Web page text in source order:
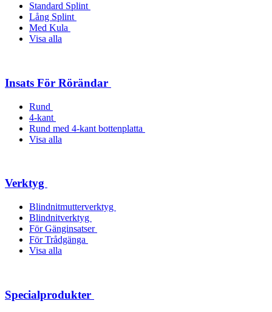
Standard Splint
Lång Splint
Med Kula
Visa alla
Insats För Rörändar
Rund
4-kant
Rund med 4-kant bottenplatta
Visa alla
Verktyg
Blindnitmutterverktyg
Blindnitverktyg
För Gänginsatser
För Trådgänga
Visa alla
Specialprodukter